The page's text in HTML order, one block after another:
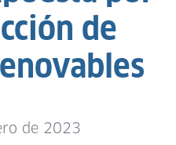
de
de 2023